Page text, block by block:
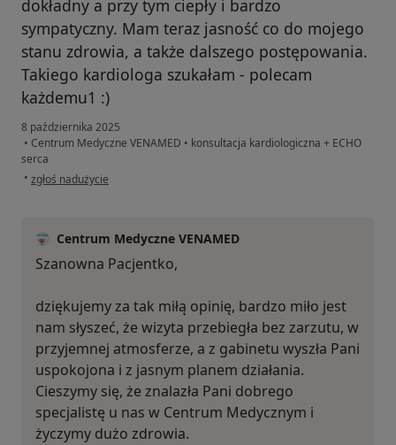
dokładny a przy tym ciepły i bardzo
sympatyczny. Mam teraz jasność co do mojego
stanu zdrowia, a także dalszego postępowania.
Takiego kardiologa szukałam - polecam
każdemu1 :)
8 października 2025
• Centrum Medyczne VENAMED • konsultacja kardiologiczna + ECHO
serca
• w opinii użytkownika AS
zgłoś nadużycie
Centrum Medyczne VENAMED
Szanowna Pacjentko,
dziękujemy za tak miłą opinię, bardzo miło jest
nam słyszeć, że wizyta przebiegła bez zarzutu, w
przyjemnej atmosferze, a z gabinetu wyszła Pani
uspokojona i z jasnym planem działania.
Cieszymy się, że znalazła Pani dobrego
specjalistę u nas w Centrum Medycznym i
życzymy dużo zdrowia.